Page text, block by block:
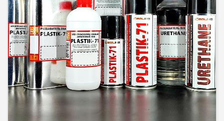
силиконовое (ПМС) вазелиновое, минеральное, бытовое
(для замков, петель, швейных машин) размораживатель
замков.